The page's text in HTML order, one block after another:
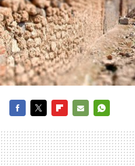
MAIL